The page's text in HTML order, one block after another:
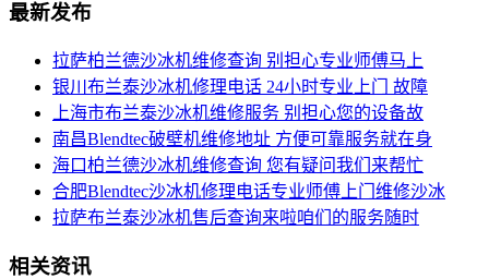
最新发布
拉萨柏兰德沙冰机维修查询 别担心专业师傅马上
银川布兰泰沙冰机修理电话 24小时专业上门 故障
上海市布兰泰沙冰机维修服务 别担心您的设备故
南昌Blendtec破壁机维修地址 方便可靠服务就在身
海口柏兰德沙冰机维修查询 您有疑问我们来帮忙
合肥Blendtec沙冰机修理电话专业师傅上门维修沙冰
拉萨布兰泰沙冰机售后查询来啦咱们的服务随时
相关资讯